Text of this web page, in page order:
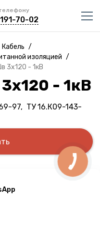
70-02
Кабель /
изоляцией /
3х120 - 1кВ
- 1кВ
97, ТУ 16.К09-143-